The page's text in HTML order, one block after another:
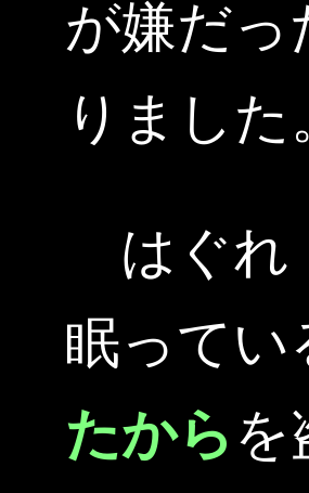
が嫌だっ
りました
はぐれ
眠ってい
たから を